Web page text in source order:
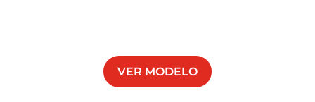
VER MODELO